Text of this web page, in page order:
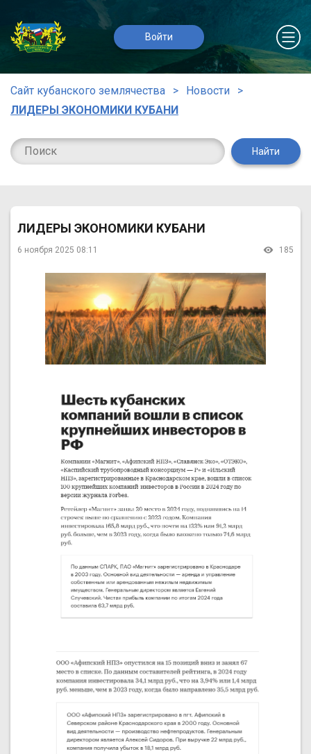
Войти
Сайт кубанского землячества
Новости
ЛИДЕРЫ ЭКОНОМИКИ КУБАНИ
Найти
ЛИДЕРЫ ЭКОНОМИКИ КУБАНИ
6 ноября 2025 08:11 185